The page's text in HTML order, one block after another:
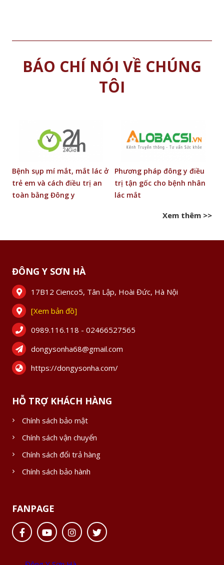
BÁO CHÍ NÓI VỀ CHÚNG
TÔI
Bệnh sụp mí mắt, mắt lác ở
trẻ em và cách điều trị an
toàn bằng Đông y
Phương pháp đông y điều
trị tận gốc cho bệnh nhân
lác mắt
Xem thêm >>
ĐÔNG Y SƠN HÀ
17B12 Cienco5, Tân Lập, Hoài Đức, Hà Nội
[Xem bản đồ]
0989.116.118 - 02466527565
dongysonha68@gmail.com
https://dongysonha.com/
HỖ TRỢ KHÁCH HÀNG
Chính sách bảo mật
Chính sách vận chuyển
Chính sách đổi trả hàng
Chính sách bảo hành
FANPAGE